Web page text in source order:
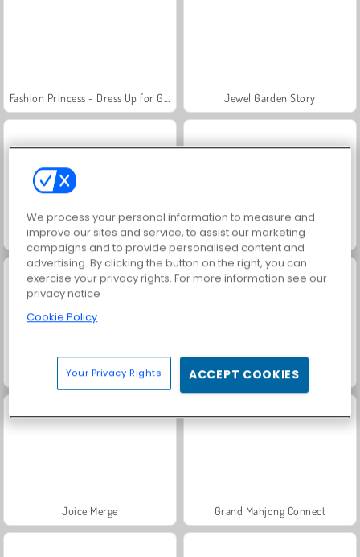
Jewel Garden Story
Farm Merge Valley Masha and the Bear: Meadows
Royal Story Scala 40
Juice Merge Grand Mahjong Connect
We process your personal information to measure and
improve our sites and service, to assist our marketing
campaigns and to provide personalised content and
advertising. By clicking the button on the right, you can
exercise your privacy rights. For more information see our
privacy notice
Cookie Policy
Your Privacy Rights ACCEPT COOKIES